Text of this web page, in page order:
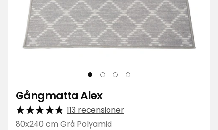
Gångmatta Alex
113 recensioner
80x240 cm Grå Polyamid